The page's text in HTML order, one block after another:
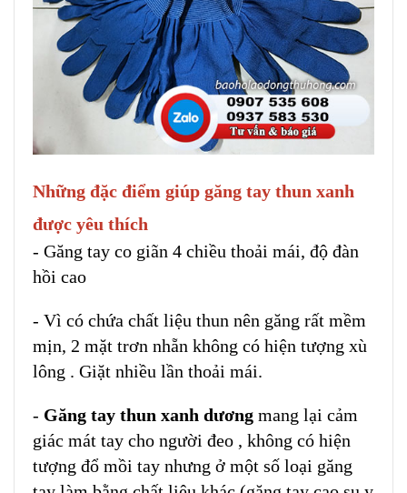
Những đặc điểm giúp găng tay thun xanh
được yêu thích
- Găng tay co giãn 4 chiều thoải mái, độ đàn
hồi cao
- Vì có chứa chất liệu thun nên găng rất mềm
mịn, 2 mặt trơn nhẵn không có hiện tượng xù
lông . Giặt nhiều lần thoải mái.
- Găng tay thun xanh dương mang lại cảm
giác mát tay cho người đeo , không có hiện
tượng đổ mồi tay nhưng ở một số loại găng